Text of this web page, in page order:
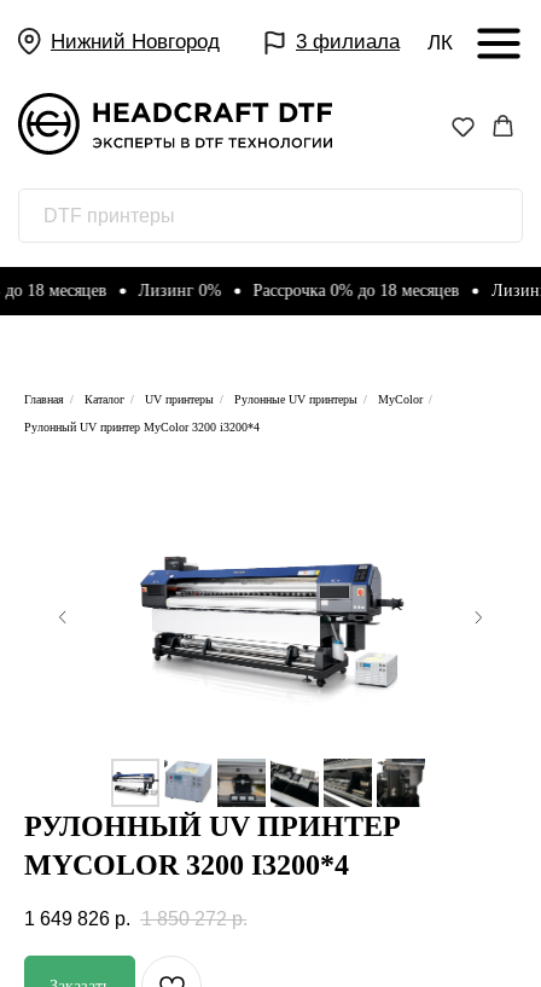
3 филиала
Нижний Новгород ЛК
Лизинг 0% Рассрочка 0% до 18 месяцев Лизинг 0%
Главная / Каталог / UV принтеры / Рулонные UV принтеры / MyColor /
Рулонный UV принтер MyСolor 3200 i3200*4
РУЛОННЫЙ UV ПРИНТЕР
MYСOLOR 3200 I3200*4
1 649 826 р. 1 850 272 р.
Купить в рассрочку
Поддержка и
консультации